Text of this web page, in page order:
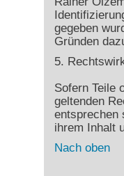
gegeben
Gründen
5.
Sofern Teile
geltenden
entsprechen
ihrem Inhalt
Nach oben